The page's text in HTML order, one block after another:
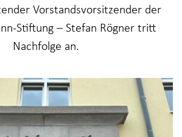
Vorstandsvorsitzender der
Stiftung – Stefan Rögner tritt
Nachfolge an.